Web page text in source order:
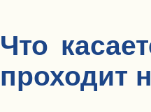
Что
проходит